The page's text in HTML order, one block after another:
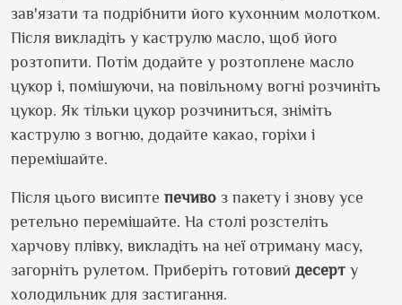
зав'язати та подрібнити його кухонним молотком.
Після викладіть у каструлю масло, щоб його
розтопити. Потім додайте у розтоплене масло
цукор і, помішуючи, на повільному вогні розчиніть
цукор. Як тільки цукор розчиниться, зніміть
каструлю з вогню, додайте какао, горіхи і
перемішайте.
Після цього висипте печиво з пакету і знову усе
ретельно перемішайте. На столі розстеліть
харчову плівку, викладіть на неї отриману масу,
загорніть рулетом. Приберіть готовий десерт у
холодильник для застигання.